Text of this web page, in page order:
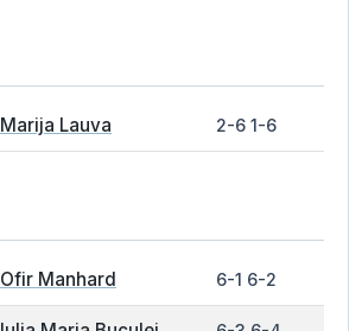
Marija Lauva 2-6 1-6
Ofir Manhard 6-1 6-2